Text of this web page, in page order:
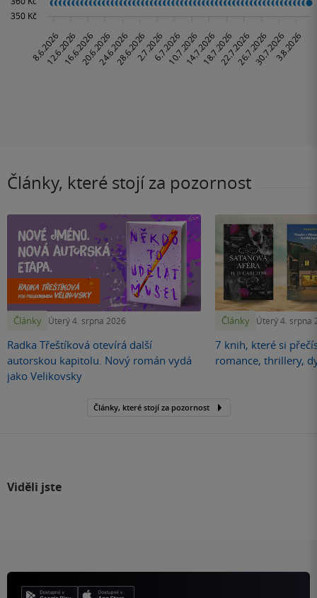
Články, které stojí za pozornost
Články Úterý 4. srpna 2026
Radka Třeštíková otevírá další
autorskou kapitolu. Nový román vydá
jako Velikovsky
Články Úterý 4. srpna
7 knih, které si
romance, thrillery,
Články, které stojí za pozornost
Viděli jste